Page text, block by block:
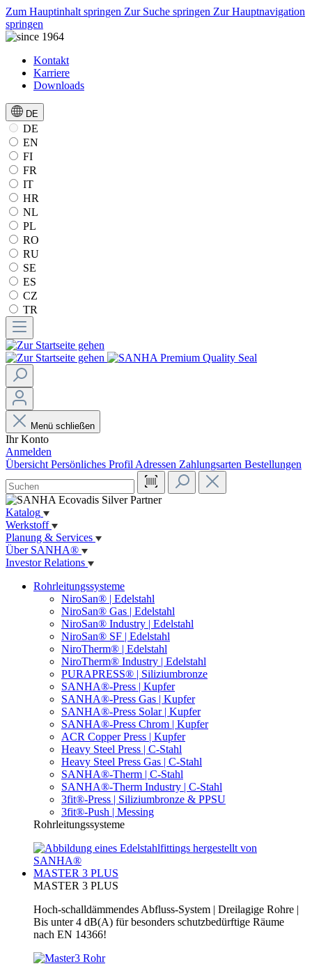
Zum Hauptinhalt springen Zur Suche springen Zur Hauptnavigation
springen
Kontakt
Karriere
Downloads
DE
DE
EN
FI
FR
IT
HR
NL
PL
RO
RU
SE
ES
CZ
TR
Menü schließen
Ihr Konto
Anmelden
Übersicht Persönliches Profil Adressen Zahlungsarten Bestellungen
Katalog
Werkstoff
Planung & Services
Über SANHA®
Investor Relations
Rohrleitungssysteme
NiroSan® | Edelstahl
NiroSan® Gas | Edelstahl
NiroSan® Industry | Edelstahl
NiroSan® SF | Edelstahl
NiroTherm® | Edelstahl
NiroTherm® Industry | Edelstahl
PURAPRESS® | Siliziumbronze
SANHA®-Press | Kupfer
SANHA®-Press Gas | Kupfer
SANHA®-Press Solar | Kupfer
SANHA®-Press Chrom | Kupfer
ACR Copper Press | Kupfer
Heavy Steel Press | C-Stahl
Heavy Steel Press Gas | C-Stahl
SANHA®-Therm | C-Stahl
SANHA®-Therm Industry | C-Stahl
3fit®-Press | Siliziumbronze & PPSU
3fit®-Push | Messing
Rohrleitungssysteme
MASTER 3 PLUS
MASTER 3 PLUS
Hoch-schalldämmendes Abfluss-System | Dreilagige Rohre |
Bis unter 4 dB(A) für besonders schutzbedürftige Räume
nach EN 14366!